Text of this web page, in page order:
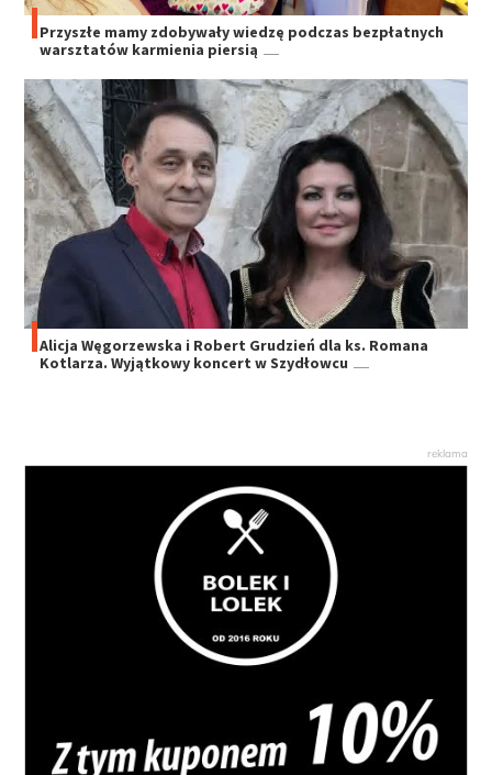
Przyszłe mamy zdobywały wiedzę podczas bezpłatnych
warsztatów karmienia piersią
Alicja Węgorzewska i Robert Grudzień dla ks. Romana
Kotlarza. Wyjątkowy koncert w Szydłowcu